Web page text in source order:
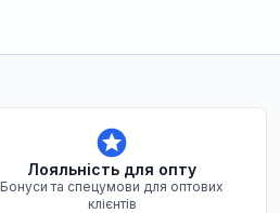
Лояльність для опту
Бонуси та спецумови для оптових
клієнтів